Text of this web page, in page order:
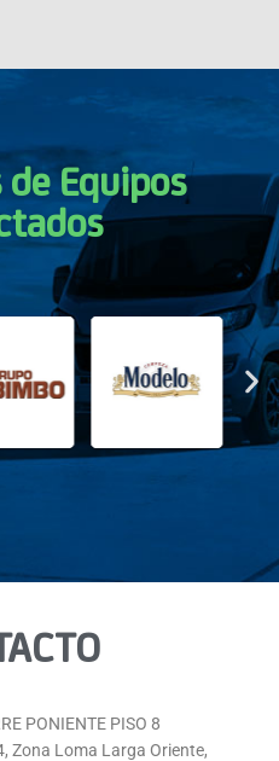
Equipos
PONIENTE PISO 8
Zona Loma Larga Oriente,